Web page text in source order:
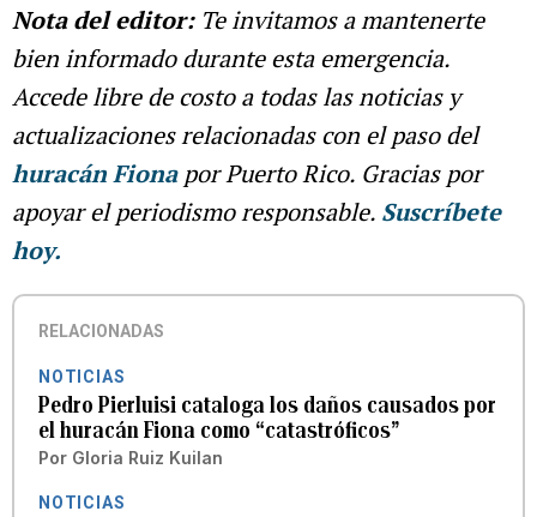
Nota del editor:Te invitamos a mantenerte
bien informado durante esta emergencia.
Accede libre de costo a todas las noticias y
actualizaciones relacionadas con el paso del
huracán Fiona por Puerto Rico. Gracias por
apoyar el periodismo responsable. Suscríbete
hoy.
RELACIONADAS
NOTICIAS
Pedro Pierluisi cataloga los daños causados por
el huracán Fiona como “catastróficos”
Por Gloria Ruiz Kuilan
NOTICIAS